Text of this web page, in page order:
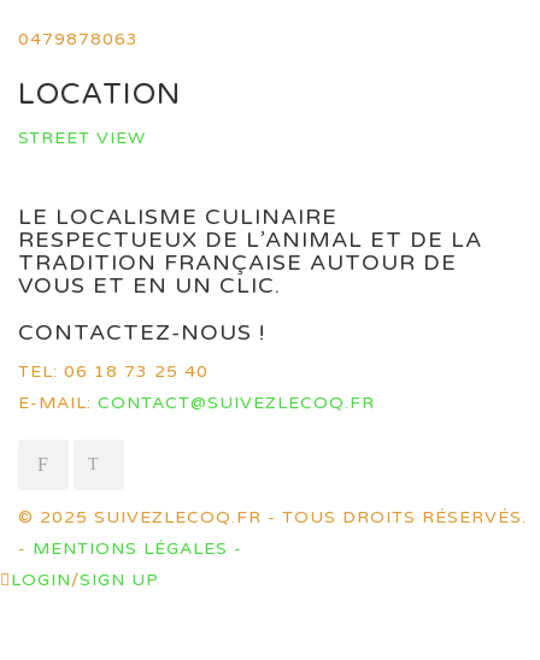
0479878063
LOCATION
STREET VIEW
LE LOCALISME CULINAIRE
RESPECTUEUX DE L’ANIMAL ET DE LA
TRADITION FRANÇAISE AUTOUR DE
VOUS ET EN UN CLIC.
CONTACTEZ-NOUS !
TEL: 06 18 73 25 40
E-MAIL: CONTACT@SUIVEZLECOQ.FR
© 2025 SUIVEZLECOQ.FR - TOUS DROITS RÉSERVÉS.
- MENTIONS LÉGALES -
LOGIN/SIGN UP